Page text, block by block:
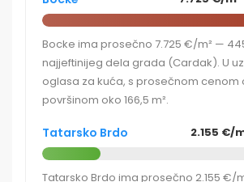
Bocke ima prosečno 7.725 €/m² —
najjeftinijeg dela grada (Cardak). U
oglasa za kuća, s prosečnom cenom
površinom oko 166,5 m².
Tatarsko Brdo 2.155 €/
Tatarsko Brdo ima prosečno 2.155 €/